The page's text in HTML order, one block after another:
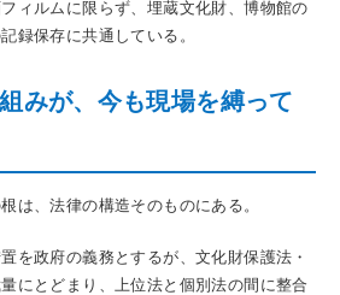
ィルムに限らず、埋蔵文化財、博物館の
録保存に共通している。
みが、今も現場を縛って
は、法律の構造そのものにある。
を政府の義務とするが、文化財保護法・
にとどまり、上位法と個別法の間に整合